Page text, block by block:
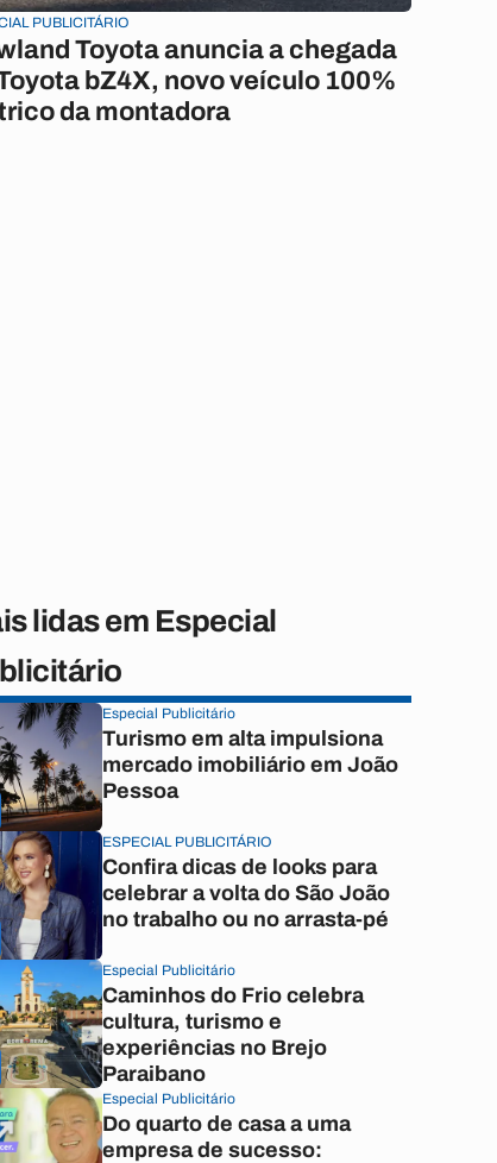
PUBLICITÁRIO
Toyota anuncia a chegada
bZ4X, novo veículo 100%
da montadora
lidas em Especial
Especial Publicitário
Turismo em alta impulsiona
mercado imobiliário em João
Pessoa
ESPECIAL PUBLICITÁRIO
Confira dicas de looks para
celebrar a volta do São João
no trabalho ou no arrasta-pé
Especial Publicitário
Caminhos do Frio celebra
cultura, turismo e
experiências no Brejo
Paraibano
Especial Publicitário
Do quarto de casa a uma
empresa de sucesso: